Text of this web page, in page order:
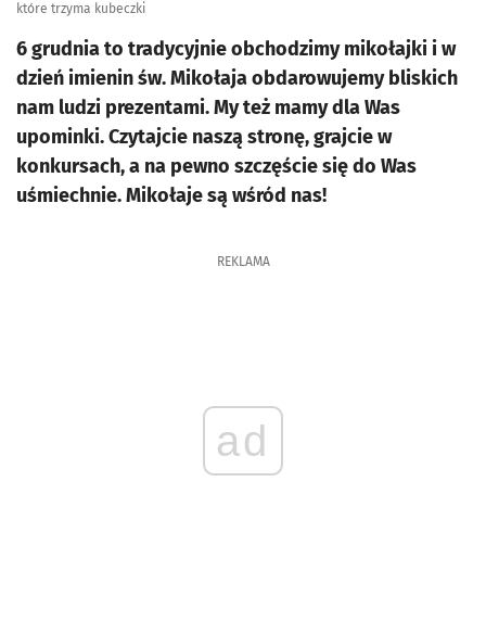
które trzyma kubeczki
6 grudnia to tradycyjnie obchodzimy mikołajki i w
dzień imienin św. Mikołaja obdarowujemy bliskich
nam ludzi prezentami. My też mamy dla Was
upominki. Czytajcie naszą stronę, grajcie w
konkursach, a na pewno szczęście się do Was
uśmiechnie. Mikołaje są wśród nas!
REKLAMA
ad